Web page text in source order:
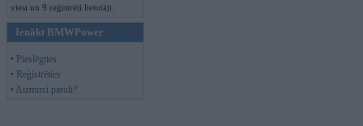
viesi un 9 reģistrēti lietotāji.
Ienākt BMWPower
• Pieslēgties
• Reģistrēties
• Aizmirsi paroli?